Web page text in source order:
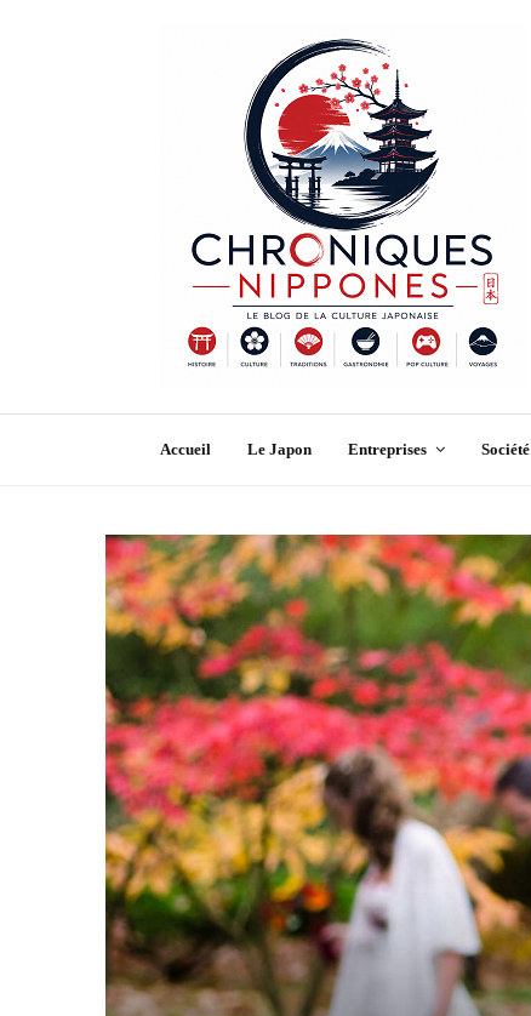
Accueil Le Japon Entreprises Société